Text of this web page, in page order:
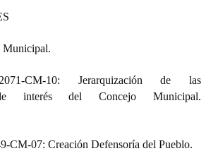
Municipal.
CM-10: Jerarquización de las
de interés del Concejo Municipal.
CM-07: Creación Defensoría del Pueblo.